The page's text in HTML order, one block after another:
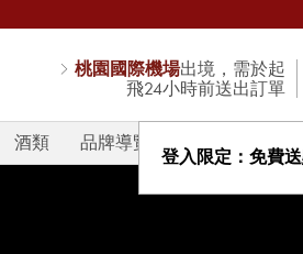
桃園國際機場出境，需於起
飛24小時前送出訂單
登入限定：免費
酒類 品牌導覽 V-STORY